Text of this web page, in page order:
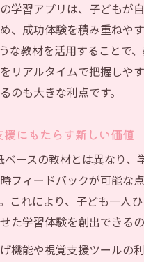
学習アプリは、子どもが
、成功体験を積み重ねや
な教材を活用することで
リアルタイムで把握しや
のも大きな利点です。
にもたらす新しい価値
ベースの教材とは異なり、
フィードバックが可能な
これにより、子ども一人
た学習体験を創出できるの
機能や視覚支援ツールの